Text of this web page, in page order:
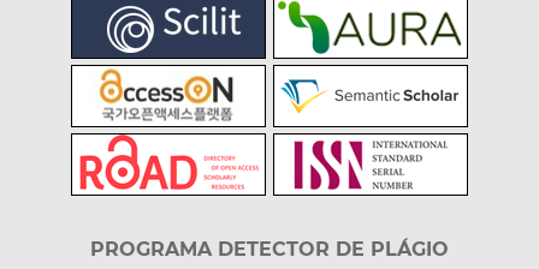
PROGRAMA DETECTOR DE PLÁGIO